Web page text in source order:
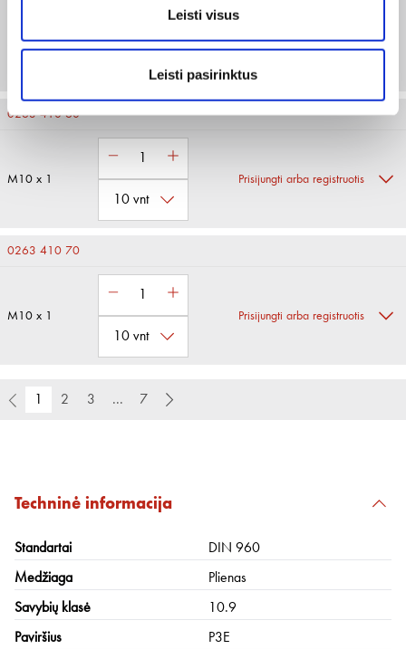
Leisti visus
Leisti pasirinktus
M10 x 1 Prisijungti arba registruotis
0263 410 60
M10 x 1 Prisijungti arba registruotis
0263 410 70
M10 x 1 Prisijungti arba registruotis
1 2 3 ... 7
Techninė informacija
Standartai DIN 960
Medžiaga Plienas
Savybių klasė 10.9
Paviršius P3E